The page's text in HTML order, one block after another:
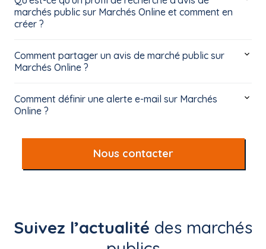
marchés public sur Marchés Online et comment en
créer ?
Comment partager un avis de marché public sur
Marchés Online ?
Comment définir une alerte e-mail sur Marchés
Online ?
Nous contacter
Suivez l’actualité des marchés